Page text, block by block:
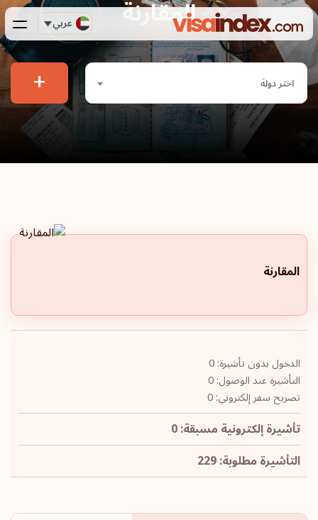
عربي المقارنة
اختر دولة +
المقارنة
الدخول بدون تأشيرة: 0
التأشيرة عند الوصول: 0
تصريح سفر إلكتروني: 0
تأشيرة إلكترونية مسبقة: 0
التأشيرة مطلوبة: 229